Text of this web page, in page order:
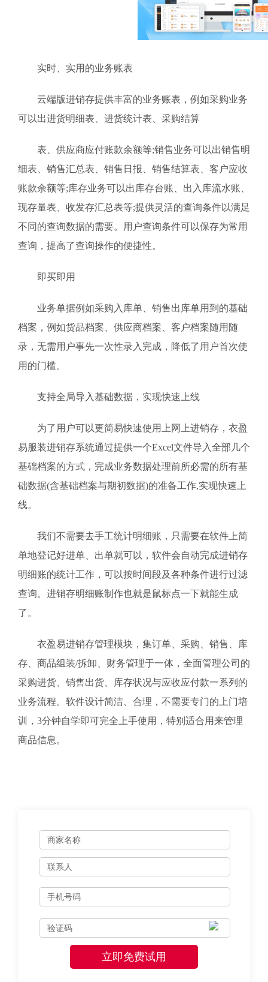
实时、实用的业务账表
云端版进销存提供丰富的业务账表，例如采购业务
可以出进货明细表、进货统计表、采购结算
表、供应商应付账款余额等;销售业务可以出销售明
细表、销售汇总表、销售日报、销售结算表、客户应收
账款余额等;库存业务可以出库存台账、出入库流水账、
现存量表、收发存汇总表等;提供灵活的查询条件以满足
不同的查询数据的需要。用户查询条件可以保存为常用
查询，提高了查询操作的便捷性。
即买即用
业务单据例如采购入库单、销售出库单用到的基础
档案，例如货品档案、供应商档案、客户档案随用随
录，无需用户事先一次性录入完成，降低了用户首次使
用的门槛。
支持全局导入基础数据，实现快速上线
为了用户可以更简易快速使用上网上进销存，衣盈
易服装进销存系统通过提供一个Excel文件导入全部几个
基础档案的方式，完成业务数据处理前所必需的所有基
础数据(含基础档案与期初数据)的准备工作,实现快速上
线。
我们不需要去手工统计明细账，只需要在软件上简
单地登记好进单、出单就可以，软件会自动完成进销存
明细账的统计工作，可以按时间段及各种条件进行过滤
查询。进销存明细账制作也就是鼠标点一下就能生成
了。
衣盈易进销存管理模块，集订单、采购、销售、库
存、商品组装/拆卸、财务管理于一体，全面管理公司的
采购进货、销售出货、库存状况与应收应付款一系列的
业务流程。软件设计简洁、合理，不需要专门的上门培
训，3分钟自学即可完全上手使用，特别适合用来管理
商品信息。